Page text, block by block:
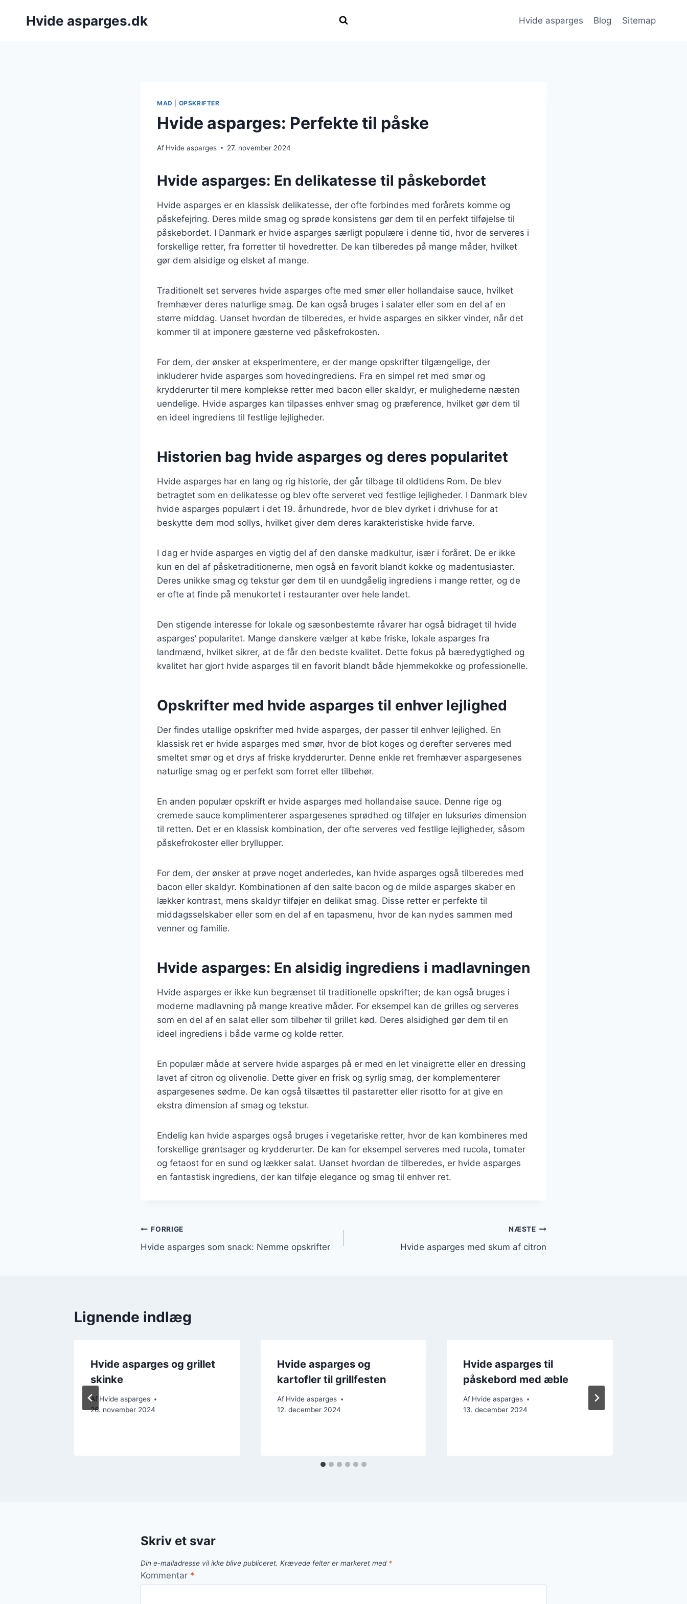
Hvide asparges.dk Hvide asparges Blog Sitemap
MAD OPSKRIFTER
Hvide asparges: Perfekte til påske
Af Hvide asparges 27. november 2024
Hvide asparges: En delikatesse til påskebordet
Hvide asparges er en klassisk delikatesse, der ofte forbindes med forårets komme og
påskefejring. Deres milde smag og sprøde konsistens gør dem til en perfekt tilføjelse til
påskebordet. I Danmark er hvide asparges særligt populære i denne tid, hvor de serveres i
forskellige retter, fra forretter til hovedretter. De kan tilberedes på mange måder, hvilket
gør dem alsidige og elsket af mange.
Traditionelt set serveres hvide asparges ofte med smør eller hollandaise sauce, hvilket
fremhæver deres naturlige smag. De kan også bruges i salater eller som en del af en
større middag. Uanset hvordan de tilberedes, er hvide asparges en sikker vinder, når det
kommer til at imponere gæsterne ved påskefrokosten.
For dem, der ønsker at eksperimentere, er der mange opskrifter tilgængelige, der
inkluderer hvide asparges som hovedingrediens. Fra en simpel ret med smør og
krydderurter til mere komplekse retter med bacon eller skaldyr, er mulighederne næsten
uendelige. Hvide asparges kan tilpasses enhver smag og præference, hvilket gør dem til
en ideel ingrediens til festlige lejligheder.
Historien bag hvide asparges og deres popularitet
Hvide asparges har en lang og rig historie, der går tilbage til oldtidens Rom. De blev
betragtet som en delikatesse og blev ofte serveret ved festlige lejligheder. I Danmark blev
hvide asparges populært i det 19. århundrede, hvor de blev dyrket i drivhuse for at
beskytte dem mod sollys, hvilket giver dem deres karakteristiske hvide farve.
I dag er hvide asparges en vigtig del af den danske madkultur, især i foråret. De er ikke
kun en del af påsketraditionerne, men også en favorit blandt kokke og madentusiaster.
Deres unikke smag og tekstur gør dem til en uundgåelig ingrediens i mange retter, og de
er ofte at finde på menukortet i restauranter over hele landet.
Den stigende interesse for lokale og sæsonbestemte råvarer har også bidraget til hvide
asparges’ popularitet. Mange danskere vælger at købe friske, lokale asparges fra
landmænd, hvilket sikrer, at de får den bedste kvalitet. Dette fokus på bæredygtighed og
kvalitet har gjort hvide asparges til en favorit blandt både hjemmekokke og professionelle.
Opskrifter med hvide asparges til enhver lejlighed
Der findes utallige opskrifter med hvide asparges, der passer til enhver lejlighed. En
klassisk ret er hvide asparges med smør, hvor de blot koges og derefter serveres med
smeltet smør og et drys af friske krydderurter. Denne enkle ret fremhæver aspargesenes
naturlige smag og er perfekt som forret eller tilbehør.
En anden populær opskrift er hvide asparges med hollandaise sauce. Denne rige og
cremede sauce komplimenterer aspargesenes sprødhed og tilføjer en luksuriøs dimension
til retten. Det er en klassisk kombination, der ofte serveres ved festlige lejligheder, såsom
påskefrokoster eller bryllupper.
For dem, der ønsker at prøve noget anderledes, kan hvide asparges også tilberedes med
bacon eller skaldyr. Kombinationen af den salte bacon og de milde asparges skaber en
lækker kontrast, mens skaldyr tilføjer en delikat smag. Disse retter er perfekte til
middagsselskaber eller som en del af en tapasmenu, hvor de kan nydes sammen med
venner og familie.
Hvide asparges: En alsidig ingrediens i madlavningen
Hvide asparges er ikke kun begrænset til traditionelle opskrifter; de kan også bruges i
moderne madlavning på mange kreative måder. For eksempel kan de grilles og serveres
som en del af en salat eller som tilbehør til grillet kød. Deres alsidighed gør dem til en
ideel ingrediens i både varme og kolde retter.
En populær måde at servere hvide asparges på er med en let vinaigrette eller en dressing
lavet af citron og olivenolie. Dette giver en frisk og syrlig smag, der komplementerer
aspargesenes sødme. De kan også tilsættes til pastaretter eller risotto for at give en
ekstra dimension af smag og tekstur.
Endelig kan hvide asparges også bruges i vegetariske retter, hvor de kan kombineres med
forskellige grøntsager og krydderurter. De kan for eksempel serveres med rucola, tomater
og fetaost for en sund og lækker salat. Uanset hvordan de tilberedes, er hvide asparges
en fantastisk ingrediens, der kan tilføje elegance og smag til enhver ret.
Indlægsnavigation
FORRIGE
Hvide asparges som snack: Nemme opskrifter
NÆSTE
Hvide asparges med skum af citron
Lignende indlæg
Hvide asparges og grillet
skinke
Af Hvide asparges
26. november 2024
Hvide asparges og
kartofler til grillfesten
Af Hvide asparges
12. december 2024
Hvide asparges til
påskebord med æble
Af Hvide asparges
13. december 2024
Skriv et svar
Din e-mailadresse vil ikke blive publiceret. Krævede felter er markeret med *
Kommentar *